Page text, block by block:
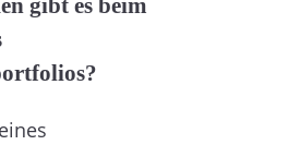
gibt es beim